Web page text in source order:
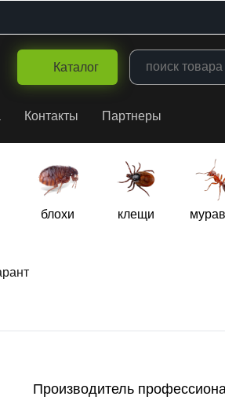
Каталог
Контакты Партнеры
клещи
блохи
Производитель